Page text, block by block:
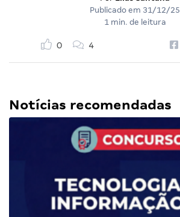
Publicado em 31/12/25
1 min. de leitura
0 4
Notícias recomendadas